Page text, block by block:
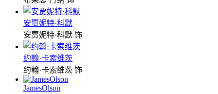
安贾妮特·科默
安贾妮特·科默 饰
约翰·卡索维茨
约翰·卡索维茨 饰
JamesOlson